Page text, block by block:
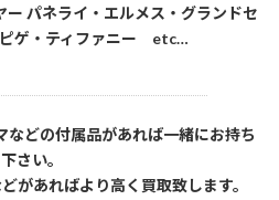
パネライ・エルメス・グランドセ
ピゲ・ティファニー etc…
などの付属品があれば一緒にお持ち
下さい。
があればより高く買取致します。